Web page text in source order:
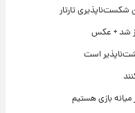
تارتار
شد + عکس
است
بازی هستیم